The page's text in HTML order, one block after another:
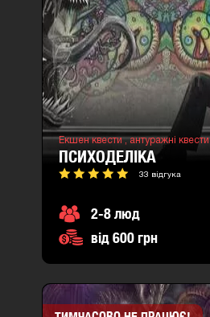
Екшен квести ,антуражні квести
ПСИХОДЕЛІКА
33 відгука
2-8 люд
від 600 грн